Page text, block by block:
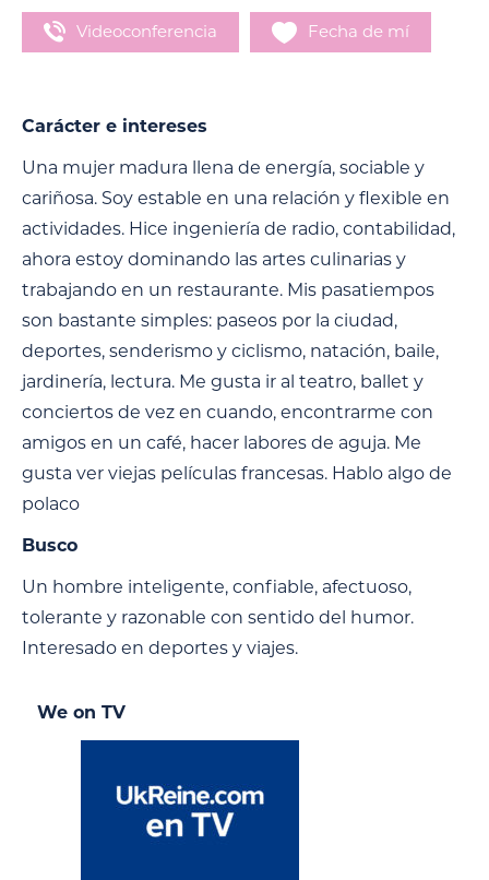
Videoconferencia Fecha de mí
Carácter e intereses
Una mujer madura llena de energía, sociable y
cariñosa. Soy estable en una relación y flexible en
actividades. Hice ingeniería de radio, contabilidad,
ahora estoy dominando las artes culinarias y
trabajando en un restaurante. Mis pasatiempos
son bastante simples: paseos por la ciudad,
deportes, senderismo y ciclismo, natación, baile,
jardinería, lectura. Me gusta ir al teatro, ballet y
conciertos de vez en cuando, encontrarme con
amigos en un café, hacer labores de aguja. Me
gusta ver viejas películas francesas. Hablo algo de
polaco
Busco
Un hombre inteligente, confiable, afectuoso,
tolerante y razonable con sentido del humor.
Interesado en deportes y viajes.
We on TV